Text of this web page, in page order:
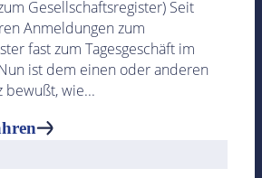
Gesellschaftsregister) Seit
Anmeldungen zum
fast zum Tagesgeschäft im
ist dem einen oder anderen
bewußt, wie...